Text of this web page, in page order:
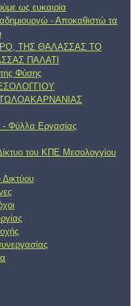
ως ευκαιρία
- Αποκαθιστώ τα
ΤΗΣ ΘΑΛΑΣΣΑΣ ΤΟ
ΠΑΛΑΤΙ
Φύσης
- Φύλλα Εργασίας
του ΚΠΕ Μεσολογγίου